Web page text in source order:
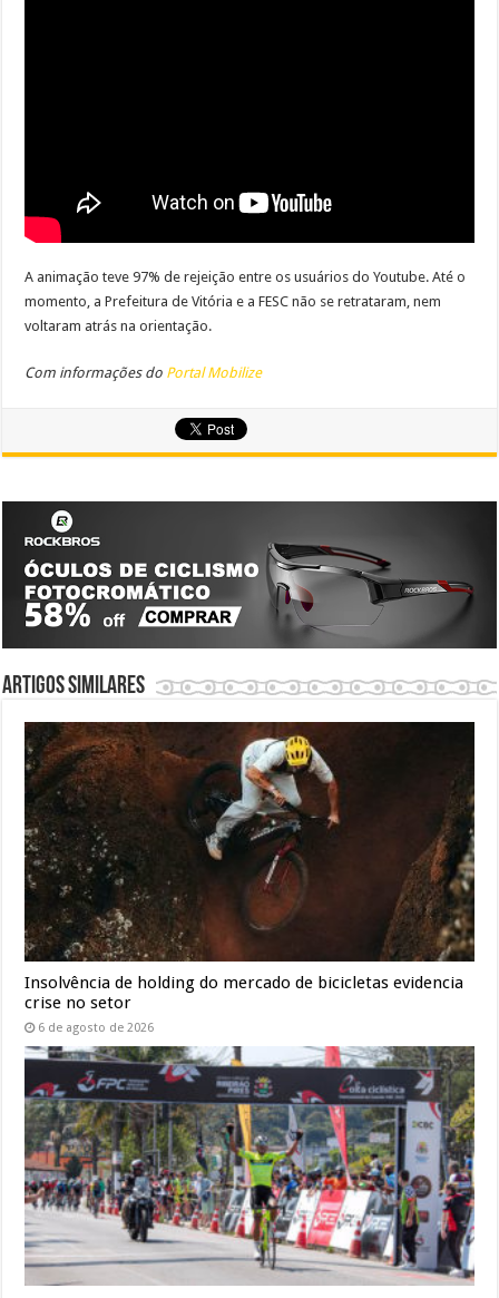
A animação teve 97% de rejeição entre os usuários do Youtube. Até o
momento, a Prefeitura de Vitória e a FESC não se retrataram, nem
voltaram atrás na orientação.
Com informações do Portal Mobilize
Artigos similares
Insolvência de holding do mercado de bicicletas evidencia
crise no setor
6 de agosto de 2026